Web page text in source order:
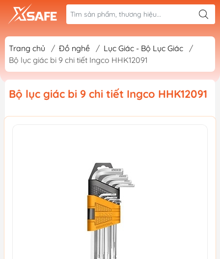
Trang chủ / Đồ nghề / Lục Giác - Bộ Lục Giác
/
Bộ lục giác bi 9 chi tiết Ingco HHK12091
Bộ lục giác bi 9 chi tiết Ingco HHK12091